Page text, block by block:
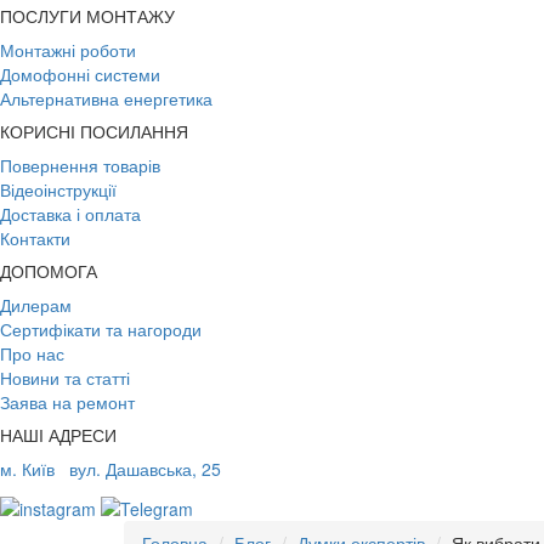
ПОСЛУГИ МОНТАЖУ
Монтажні роботи
Домофонні системи
Альтернативна енергетика
КОРИСНІ ПОСИЛАННЯ
Повернення товарів
Відеоінструкції
Доставка і оплата
Контакти
ДОПОМОГА
Дилерам
Сертифікати та нагороди
Про нас
Новини та статті
Заява на ремонт
НАШІ АДРЕСИ
м. Київ
вул. Дашавська, 25